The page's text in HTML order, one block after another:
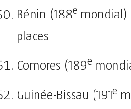
Bénin (188e mondial)
places
Comores (189e
Guinée-Bissau (191e